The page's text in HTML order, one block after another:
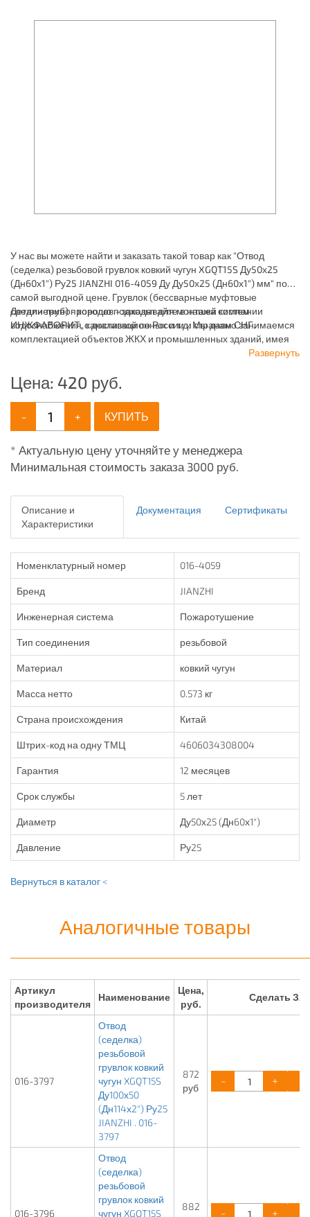
У нас вы можете найти и заказать такой товар как "Отвод
(седелка) резьбовой грувлок ковкий чугун XGQT15S Ду50х25
(Дн60х1") Ру25 JIANZHI 016-4059 Ду Ду50х25 (Дн60х1") мм" по
самой выгодной цене. Грувлок (бессварные муфтовые
соединения) - хорошо подходят для монтажа систем
водоснабжения, канализационных и т.д. Мы давно занимаемся
комплектацией объектов ЖКХ и промышленных зданий, имея
широкий ассортимент продукции для систем: отопления,
Детали трубопроводов - заказывайте в нашей компании
ИНЖФАВОРИТ, с доставкой по России и странам СНГ.
Развернуть
Цена: 420 руб.
- + КУПИТЬ
* Актуальную цену уточняйте у менеджера
Минимальная стоимость заказа 3000 руб.
Описание и
Характеристики
Документация Сертификаты
Номенклатурный номер 016-4059
Бренд JIANZHI
Инженерная система Пожаротушение
Тип соединения резьбовой
Материал ковкий чугун
Масса нетто 0.573 кг
Страна происхождения Китай
Штрих-код на одну ТМЦ 4606034308004
Гарантия 12 месяцев
Срок службы 5 лет
Диаметр Ду50х25 (Дн60х1")
Давление Ру25
Вернуться в каталог <
Аналогичные товары
Артикул
производителя
Наименование
Цена,
руб.
Сделать
016-3797
Отвод
(седелка)
резьбовой
грувлок ковкий
чугун XGQT15S
Ду100х50
(Дн114х2") Ру25
JIANZHI . 016-
3797
872
руб
- +
016-3796
Отвод
(седелка)
резьбовой
грувлок ковкий
чугун XGQT15S
882
- +